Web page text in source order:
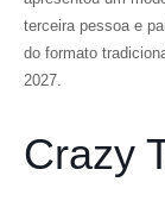
terceira pessoa e
do formato
2027.
Crazy